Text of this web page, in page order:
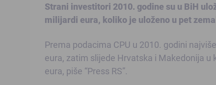
Strani investitori 2010. godine su u BiH
milijardi eura, koliko je uloženo u pet
Prema podacima CPU u 2010. godini
eura, zatim slijede Hrvatska i Makedonija u
eura, piše “Press RS”.